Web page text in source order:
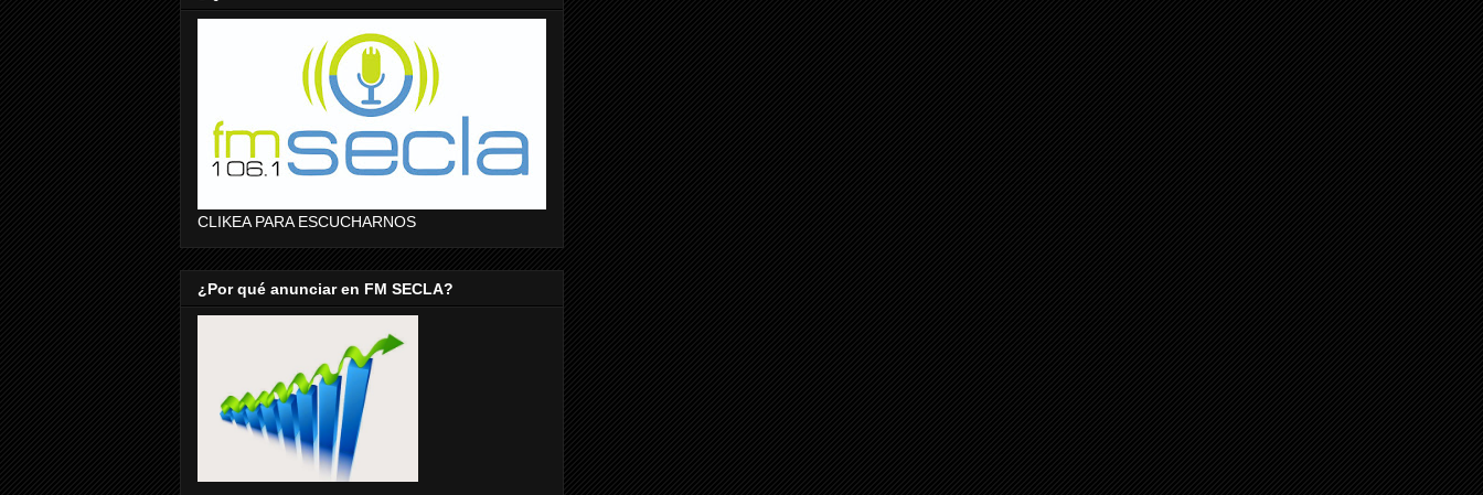
CLIKEA PARA ESCUCHARNOS
¿Por qué anunciar en FM SECLA?